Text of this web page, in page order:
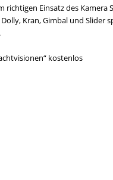
Einsatz des Kamera
Kran, Gimbal und Slider
kostenlos